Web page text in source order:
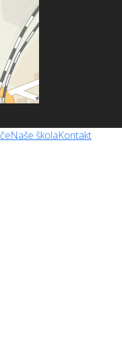
Naše školaKontakt